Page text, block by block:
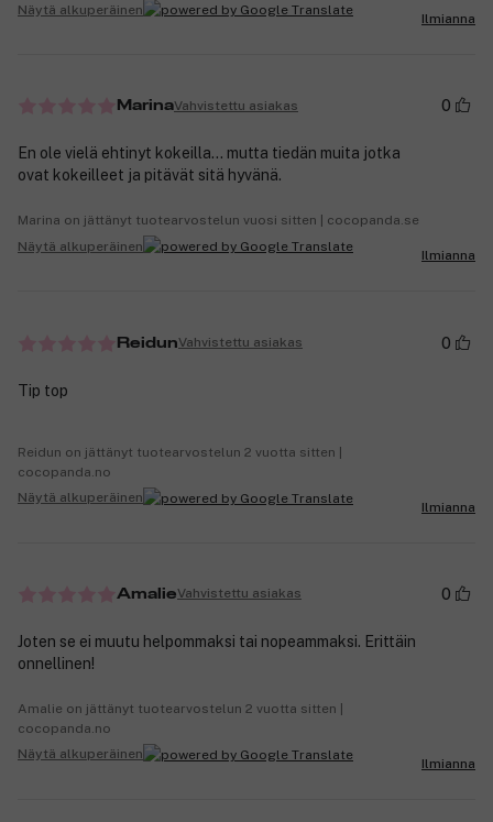
Näytä alkuperäinen
Ilmianna
MarinaVahvistettu asiakas 0
En ole vielä ehtinyt kokeilla... mutta tiedän muita jotka
ovat kokeilleet ja pitävät sitä hyvänä.
Marina on jättänyt tuotearvostelun vuosi sitten | cocopanda.se
Näytä alkuperäinen
Ilmianna
ReidunVahvistettu asiakas 0
Tip top
Reidun on jättänyt tuotearvostelun 2 vuotta sitten |
cocopanda.no
Näytä alkuperäinen
Ilmianna
AmalieVahvistettu asiakas 0
Joten se ei muutu helpommaksi tai nopeammaksi. Erittäin
onnellinen!
Amalie on jättänyt tuotearvostelun 2 vuotta sitten |
cocopanda.no
Näytä alkuperäinen
Ilmianna